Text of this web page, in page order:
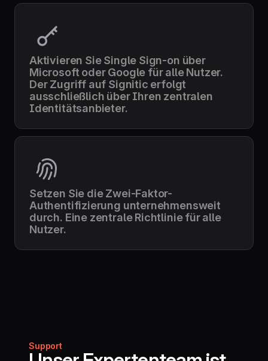
Aktivieren Sie Single Sign-on über
Microsoft oder Google für alle Nutzer.
Der Zugriff auf Signitic erfolgt
ausschließlich über Ihren zentralen
Identitätsanbieter.
Setzen Sie die Zwei-Faktor-
Authentifizierung unternehmensweit
durch. Eine zentrale Richtlinie für alle
Nutzer.
Support